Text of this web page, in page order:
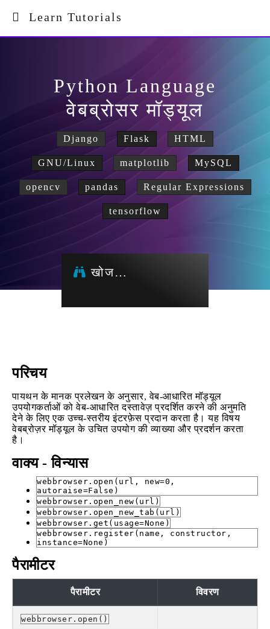
Learn Tutorials
Python Language
वेबब्रोसर मॉड्यूल
Django Flask HTML
GNU/Linux matplotlib MySQL
opencv pandas Regular Expressions
tensorflow
खोज…
परिचय
पायथन के मानक प्रलेखन के अनुसार, वेब-आधारित मॉड्यूल
उपयोगकर्ताओं को वेब-आधारित दस्तावेज़ प्रदर्शित करने की अनुमति
देने के लिए एक उच्च-स्तरीय इंटरफ़ेस प्रदान करता है। यह विषय
वेबब्रोज़र मॉड्यूल के उचित उपयोग की व्याख्या और प्रदर्शन करता
है।
वाक्य - विन्यास
webbrowser.open(url, new=0,
autoraise=False)
webbrowser.open_new(url)
webbrowser.open_new_tab(url)
webbrowser.get(usage=None)
webbrowser.register(name, constructor,
instance=None)
पैरामीटर
पैरामीटर विवरण
webbrowser.open()